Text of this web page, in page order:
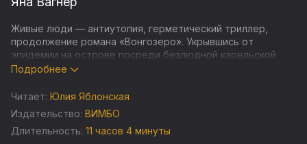
Живые люди — антиутопия, герметический триллер,
продолжение романа «Вонгозеро». Укрывшись от
эпидемии на острове посреди безлюдной карельской
тайги, одиннадцать неприспособленных горожан
внешних угроз. Герои отрезаны от мира и заперты
дистанции больше не существует; им предстоит
научиться принимать друг друга или погибнуть.
Подробнее
Читает: Юлия Яблонская
Издательство: ВИМБО
Длительность: 11 часов 4 минуты